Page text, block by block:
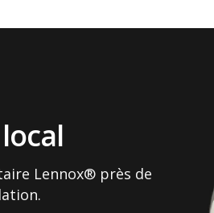
Lennox® près de